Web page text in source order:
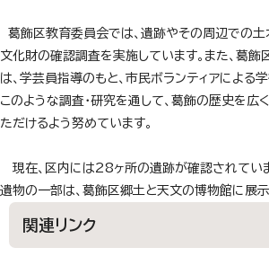
葛飾区教育委員会では、遺跡やその周辺での土
文化財の確認調査を実施しています。また、葛
は、学芸員指導のもと、市民ボランティアによる
このような調査・研究を通して、葛飾の歴史を広
ただけるよう努めています。
現在、区内には28ヶ所の遺跡が確認されてい
遺物の一部は、葛飾区郷土と天文の博物館に展示
関連リンク